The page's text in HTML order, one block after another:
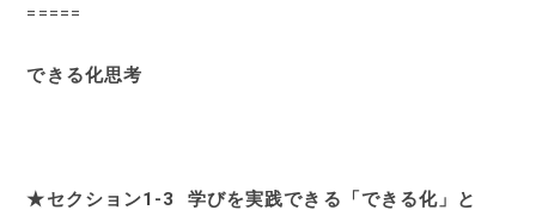
=====
できる化思考
★セクション1-3 学びを実践できる「できる化」と